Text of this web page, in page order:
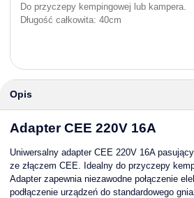
Do przyczepy kempingowej lub kampera.
Długość całkowita: 40cm
Opis
Adapter CEE 220V 16A
Uniwersalny adapter CEE 220V 16A
ze złączem CEE. Idealny do przyczepy
Adapter zapewnia niezawodne połączenie
podłączenie urządzeń do standardowego